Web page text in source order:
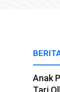
Anak
Tari